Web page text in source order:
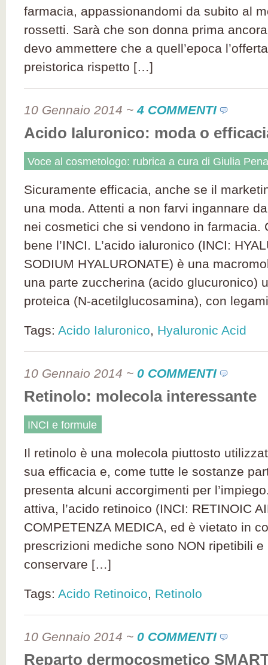
farmacia, appassionandomi da subito al
rossetti. Sarà che son donna prima
devo ammettere che a quell’epoca
preistorica rispetto […]
10 Gennaio 2014 ~4 COMMENTI
Acido Ialuronico: moda o
Voce al cosmetologo: rubrica a cura di Giulia
Sicuramente efficacia, anche se il
una moda. Attenti a non farvi ingannare
nei cosmetici che si vendono in farmacia.
bene l’INCI. L’acido ialuronico (INCI:
SODIUM HYALURONATE) è una
una parte zuccherina (acido glucuronico)
proteica (N-acetilglucosamina), con
Tags: Acido Ialuronico, Hyaluronic Acid
10 Gennaio 2014 ~ 0 COMMENTI
Retinolo: molecola interessante
INCI e formule
Il retinolo è una molecola piuttosto
sua efficacia e, come tutte le sostanze
presenta alcuni accorgimenti per
attiva, l’acido retinoico (INCI: RETINOIC
COMPETENZA MEDICA, ed è vietato in
prescrizioni mediche sono NON ripetibili
conservare […]
Tags: Acido Retinoico, Retinolo
10 Gennaio 2014 ~ 0 COMMENTI
Reparto dermocosmetico